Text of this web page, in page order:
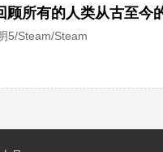
5/Steam/Steam